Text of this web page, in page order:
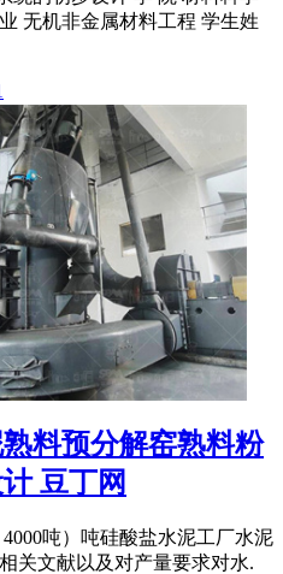
无机非金属材料工程 学生姓
熟料预分解窑熟料粉
豆丁网
吨）吨硅酸盐水泥工厂水泥
关文献以及对产量要求对水.